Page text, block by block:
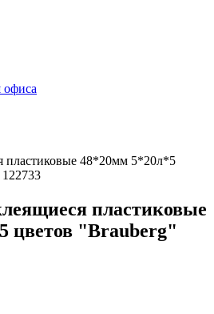
офиса
пластиковые 48*20мм 5*20л*5
пластиковые
цветов "Brauberg"